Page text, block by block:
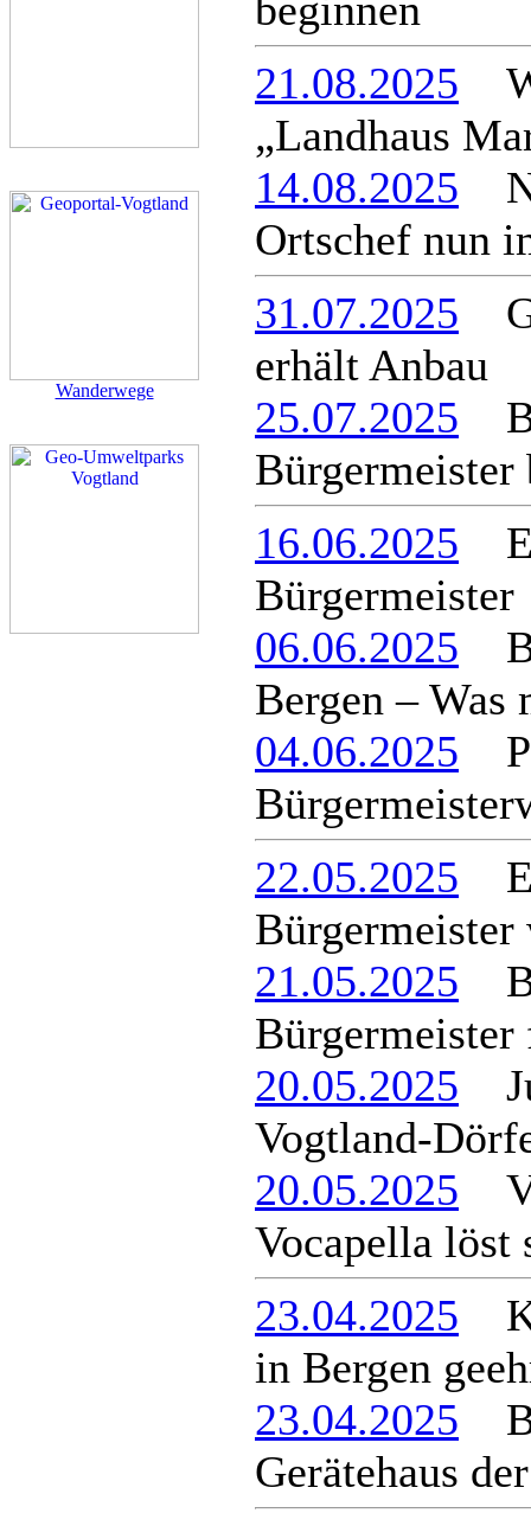
Wanderwege
21.08.2025
„Landhaus
14.08.2025
Ortschef nun
31.07.2025
erhält Anbau
25.07.2025
16.06.2025
Bürgermeister
06.06.2025
Bergen – Was
04.06.2025
22.05.2025
Bürgermeister
21.05.2025
20.05.2025
Vogtland-
20.05.2025
Vocapella löst
23.04.2025
in Bergen
23.04.2025
Gerätehaus